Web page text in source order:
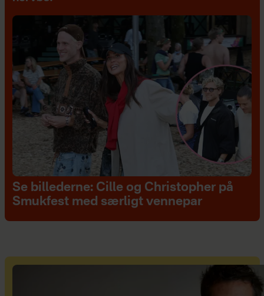
Se billederne: Cille og Christopher på
Smukfest med særligt vennepar